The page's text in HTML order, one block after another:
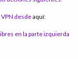
desdeaquí:
en la parte izquierda